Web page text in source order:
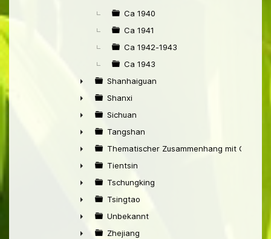
Ca 1940
Ca 1941
Ca 1942-1943
Ca 1943
►
Shanhaiguan
►
Shanxi
►
Sichuan
►
Tangshan
►
Thematischer Zusammenhang mit China
►
Tientsin
►
Tschungking
►
Tsingtao
►
Unbekannt
Zhejiang